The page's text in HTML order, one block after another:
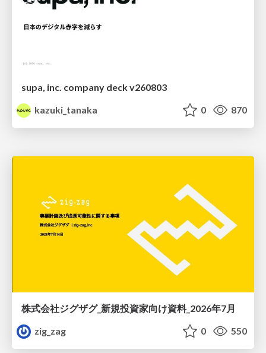
supa, inc. company deck v260803
kazuki_tanaka
0 870
株式会社ジグザグ_新規投資家向け資料_2026年7月
zig_zag
0 550